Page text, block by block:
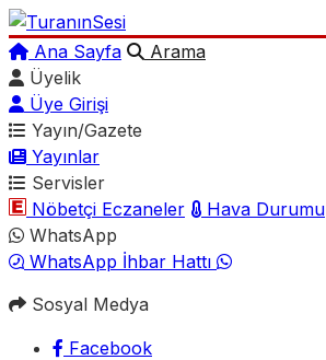
Ana Sayfa
Arama
Üyelik
Üye Girişi
Yayın/Gazete
Yayınlar
Servisler
Nöbetçi Eczaneler
Hava Durumu
WhatsApp
WhatsApp İhbar Hattı
Sosyal Medya
Facebook